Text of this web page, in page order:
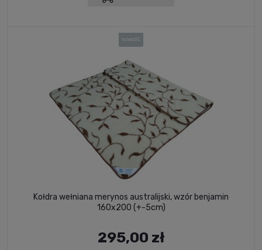
Kołdra wełniana merynos australijski, wzór benjamin
160x200 (+-5cm)
295,00 zł
NOWOŚĆ